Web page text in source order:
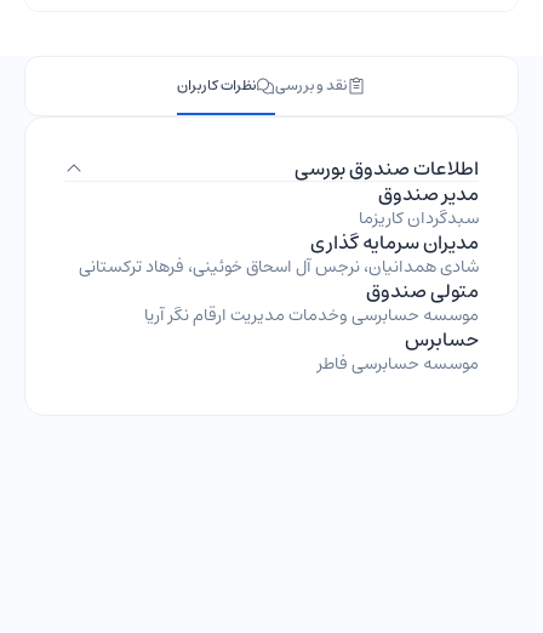
نقد و بررسی نظرات کاربران
اطلاعات صندوق بورسی
مدیر صندوق
سبدگردان کاریزما
مدیران سرمایه گذاری
شادی همدانیان، نرجس آل اسحاق خوئینی، فرهاد ترکستانی
متولی صندوق
موسسه حسابرسی وخدمات مدیریت ارقام نگر آریا
حسابرس
موسسه حسابرسی فاطر